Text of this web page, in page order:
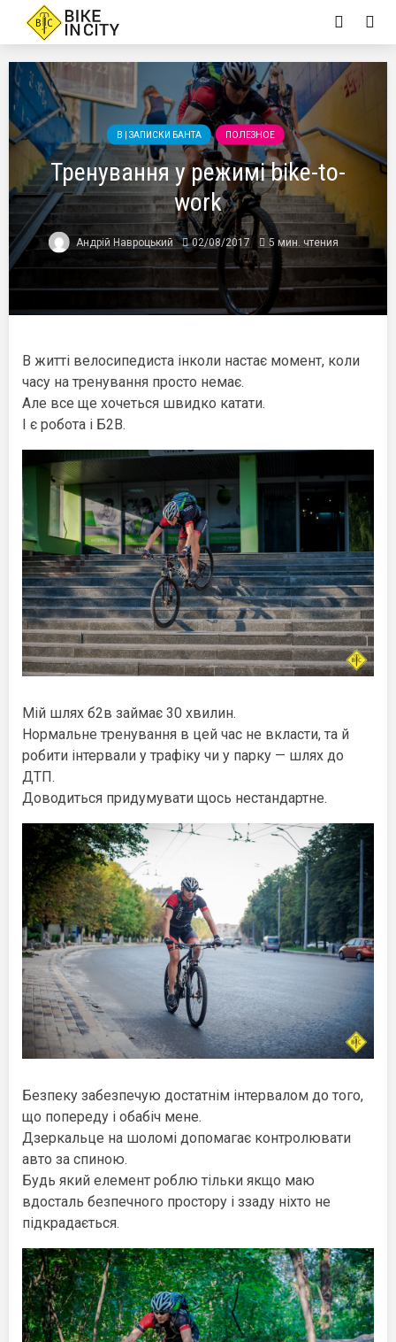
B | ЗАПИСКИ БАНТА ПОЛЕЗНОЕ
Тренування у режимі bike-to-
work
Андрій Навроцький 02/08/2017 5 мин. чтения
В житті велосипедиста інколи настає момент, коли
часу на тренування просто немає.
Але все ще хочеться швидко катати.
І є робота і Б2В.
Мій шлях б2в займає 30 хвилин.
Нормальне тренування в цей час не вкласти, та й
робити інтервали у трафіку чи у парку — шлях до
ДТП.
Доводиться придумувати щось нестандартне.
Безпеку забезпечую достатнім інтервалом до того,
що попереду і обабіч мене.
Дзеркальце на шоломі допомагає контролювати
авто за спиною.
Будь який елемент роблю тільки якщо маю
вдосталь безпечного простору і ззаду ніхто не
підкрадається.